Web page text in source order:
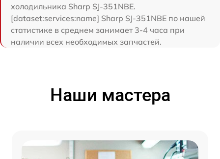
холодильника Sharp SJ-351NBE.
[dataset:services:name] Sharp SJ-351NBE по нашей
статистике в среднем занимает 3-4 часа при
наличии всех необходимых запчастей.
Наши мастера